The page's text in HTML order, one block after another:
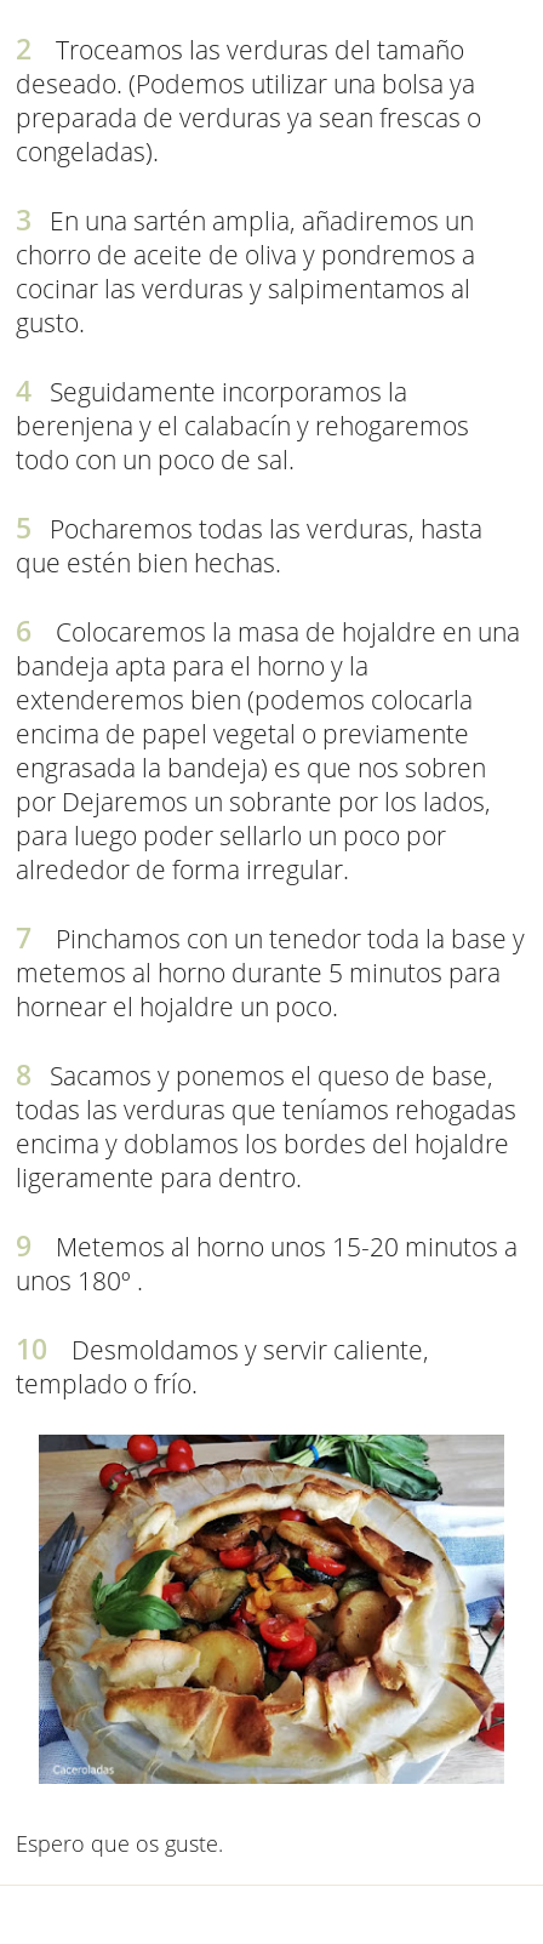
Troceamos las verduras del tamaño
deseado. (Podemos utilizar una bolsa ya
preparada de verduras ya sean frescas o
congeladas).
En una sartén amplia, añadiremos un
chorro de aceite de oliva y pondremos a
cocinar las verduras y salpimentamos al
gusto.
Seguidamente incorporamos la
berenjena y el calabacín y rehogaremos
todo con un poco de sal.
Pocharemos todas las verduras, hasta
que estén bien hechas.
Colocaremos la masa de hojaldre en una
bandeja apta para el horno y la
extenderemos bien (podemos colocarla
encima de papel vegetal o previamente
engrasada la bandeja) es que nos sobren
por Dejaremos un sobrante por los lados,
para luego poder sellarlo un poco por
alrededor de forma irregular.
Pinchamos con un tenedor toda la base y
metemos al horno durante 5 minutos para
hornear el hojaldre un poco.
Sacamos y ponemos el queso de base,
todas las verduras que teníamos rehogadas
encima y doblamos los bordes del hojaldre
ligeramente para dentro.
Metemos al horno unos 15-20 minutos a
unos 180º .
Desmoldamos y servir caliente,
templado o frío.
Espero que os guste.